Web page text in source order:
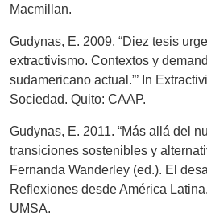
Macmillan.
Gudynas, E. 2009. “Diez tesis
extractivismo. Contextos y
sudamericano actual.”’ In
Sociedad. Quito: CAAP.
Gudynas, E. 2011. “Más allá del
transiciones sostenibles y
Fernanda Wanderley (ed.). El
Reflexiones desde América
UMSA.